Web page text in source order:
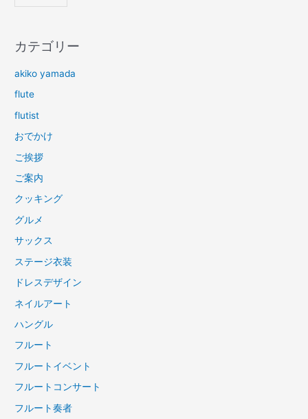
カテゴリー
akiko yamada
flute
flutist
おでかけ
ご挨拶
ご案内
クッキング
グルメ
サックス
ステージ衣装
ドレスデザイン
ネイルアート
ハングル
フルート
フルートイベント
フルートコンサート
フルート奏者